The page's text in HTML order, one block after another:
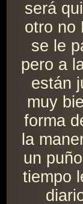
será
otro no
se le
pero a
están
muy
forma
la
un
tiempo